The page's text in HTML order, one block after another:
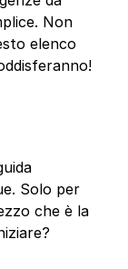
Non
elenco
Solo per
che è la